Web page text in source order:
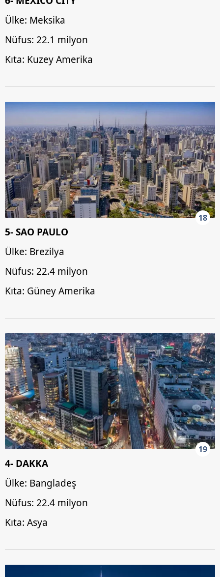
Ülke: Meksika
Nüfus: 22.1 milyon
Kıta: Kuzey Amerika
18
5- SAO PAULO
Ülke: Brezilya
Nüfus: 22.4 milyon
Kıta: Güney Amerika
19
4- DAKKA
Ülke: Bangladeş
Nüfus: 22.4 milyon
Kıta: Asya